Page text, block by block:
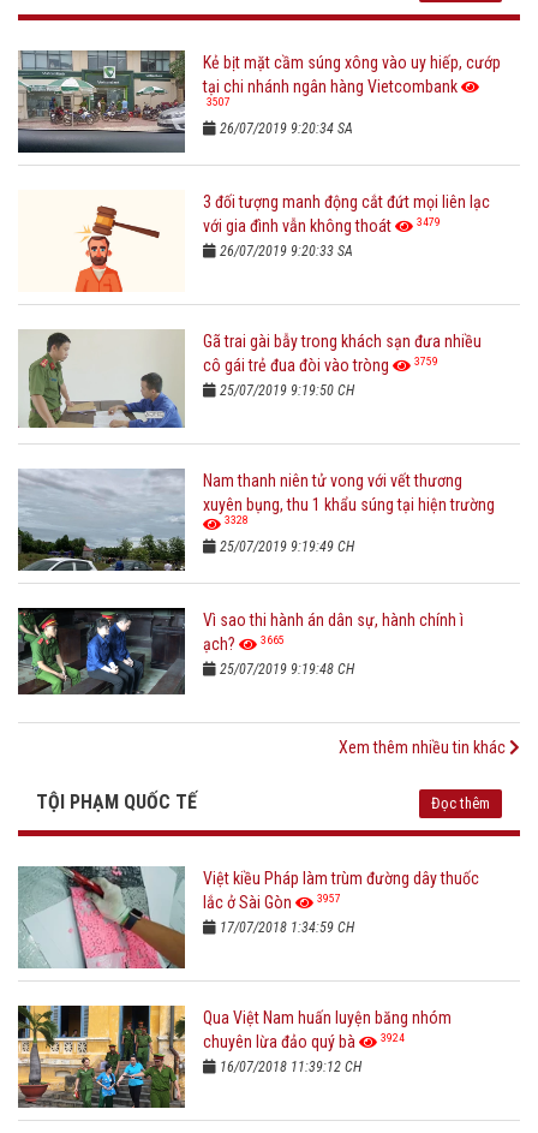
Kẻ bịt mặt cầm súng xông vào uy hiếp, cướp
tại chi nhánh ngân hàng Vietcombank
3507
26/07/2019 9:20:34 SA
3 đối tượng manh động cắt đứt mọi liên lạc
với gia đình vẫn không thoát
3479
26/07/2019 9:20:33 SA
Gã trai gài bẫy trong khách sạn đưa nhiều
cô gái trẻ đua đòi vào tròng
3759
25/07/2019 9:19:50 CH
Nam thanh niên tử vong với vết thương
xuyên bụng, thu 1 khẩu súng tại hiện trường
3328
25/07/2019 9:19:49 CH
Vì sao thi hành án dân sự, hành chính ì
ạch?
3665
25/07/2019 9:19:48 CH
Xem thêm nhiều tin khác
TỘI PHẠM QUỐC TẾ Đọc thêm
Việt kiều Pháp làm trùm đường dây thuốc
lắc ở Sài Gòn
3957
17/07/2018 1:34:59 CH
Qua Việt Nam huấn luyện băng nhóm
chuyên lừa đảo quý bà
3924
16/07/2018 11:39:12 CH